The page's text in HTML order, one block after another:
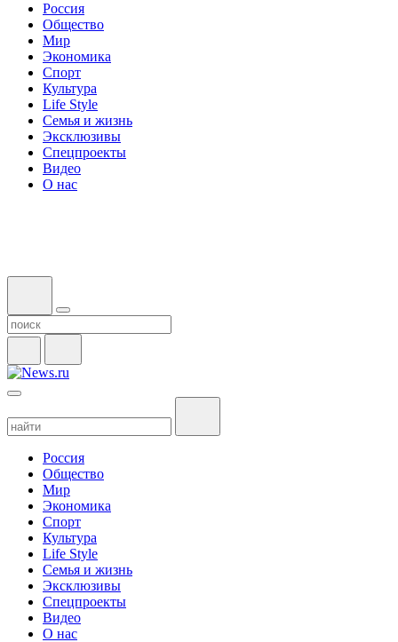
Россия
Общество
Мир
Экономика
Спорт
Культура
Life Style
Семья и жизнь
Эксклюзивы
Спецпроекты
Видео
О нас
Россия
Общество
Мир
Экономика
Спорт
Культура
Life Style
Семья и жизнь
Эксклюзивы
Спецпроекты
Видео
О нас